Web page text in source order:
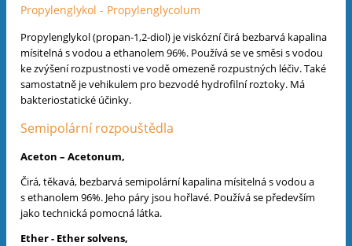
Propylenglykol - Propylenglycolum
Propylenglykol (propan-1,2-diol) je viskózní čirá bezbarvá kapalina
mísitelná s vodou a ethanolem 96%. Používá se ve směsi s vodou
ke zvýšení rozpustnosti ve vodě omezeně rozpustných léčiv. Také
samostatně je vehikulem pro bezvodé hydrofilní roztoky. Má
bakteriostatické účinky.
Semipolární rozpouštědla
Aceton – Acetonum,
Čirá, těkavá, bezbarvá semipolární kapalina mísitelná s vodou a
s ethanolem 96%. Jeho páry jsou hořlavé. Používá se především
jako technická pomocná látka.
Ether - Ether solvens,